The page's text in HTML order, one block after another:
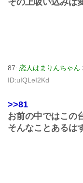
87: 恋人はまりんちゃん
ID:uIQLeI2Kd
>>81
お前の中ではこの
そんなことあるは